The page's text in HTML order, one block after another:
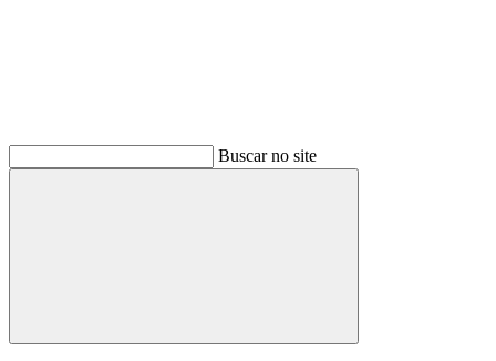
Buscar no site
Buscar